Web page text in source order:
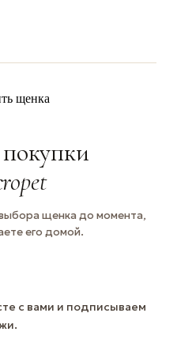
щенка
щенка до момента,
его домой.
с вами и подписываем